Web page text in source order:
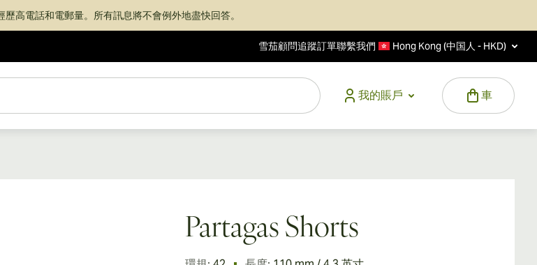
高電話和電郵量。所有訊息將不會例外地盡快回答。
雪茄顧問追蹤訂單聯繫我們 Hong Kong (中国人 - HKD)
我的賬戶
車
Partagas Shorts